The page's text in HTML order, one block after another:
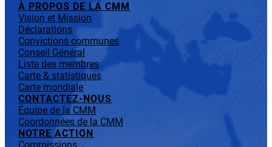
À PROPOS DE LA CMM
Vision et Mission
Déclarations
Convictions communes
Conseil Général
Liste des membres
Carte & statistiques
Carte mondiale
CONTACTEZ-NOUS
Équipe de la CMM
Coordonnées de la CMM
NOTRE ACTION